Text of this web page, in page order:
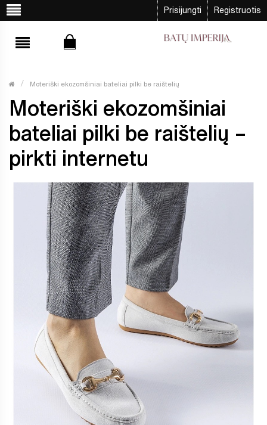
Prisijungti Registruotis
Moteriški ekozomšiniai bateliai pilki be raištelių
Moteriški ekozomšiniai
bateliai pilki be raištelių –
pirkti internetu